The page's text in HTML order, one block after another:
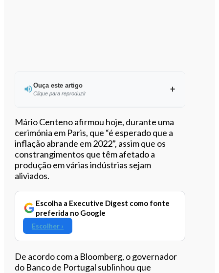
Ouça este artigo
Clique para reproduzir
Ouvir este artigo
Mário Centeno afirmou hoje, durante uma
cerimónia em Paris, que “é esperado que a
inflação abrande em 2022”, assim que os
constrangimentos que têm afetado a
produção em várias indústrias sejam
aliviados.
Escolha a Executive Digest como fonte
preferida no Google
Escolher ›
De acordo com a Bloomberg, o governador
do Banco de Portugal sublinhou que